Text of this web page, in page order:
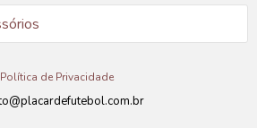
Política de Privacidade